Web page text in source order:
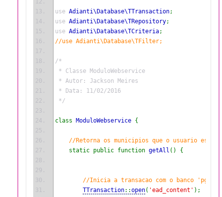
use Adianti\Database\TTransaction;
use Adianti\Database\TRepository;
use Adianti\Database\TCriteria;
//use Adianti\Database\TFilter;
/*
* Classe ModuloWebservice
* Autor: Jackson Meires
* Data: 11/02/2016
*/
class ModuloWebservice {
//Retorna os municipios que o usuario esta
static public function getAll () {
//Inicia a transacao com o banco
TTransaction::open( 'ead_content' );